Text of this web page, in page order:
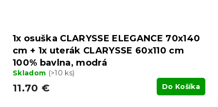
1x osuška CLARYSSE ELEGANCE 70x140
cm + 1x uterák CLARYSSE 60x110 cm
100% bavlna, modrá
Skladom (>10 ks)
11.70 € Do Košíka